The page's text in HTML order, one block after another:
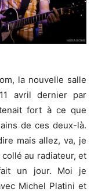
la nouvelle salle
avril dernier par
fort à ce que
de ces deux-là.
mais allez, va, je
au radiateur, et
un jour. Moi je
Michel Platini et